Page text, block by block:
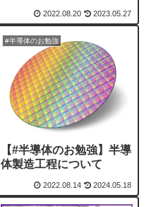
2022.08.20 2023.05.27
#半導体のお勉強
【#半導体のお勉強】半導
体製造工程について
2022.08.14 2024.05.18